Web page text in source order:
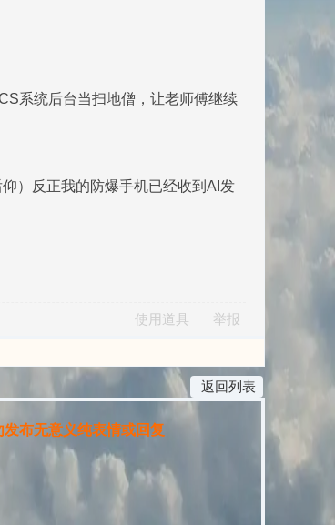
系统后台当扫地僧，让老师傅继续
）反正我的防爆手机已经收到AI发
使用道具 举报
返回列表
布无意义纯表情或回复